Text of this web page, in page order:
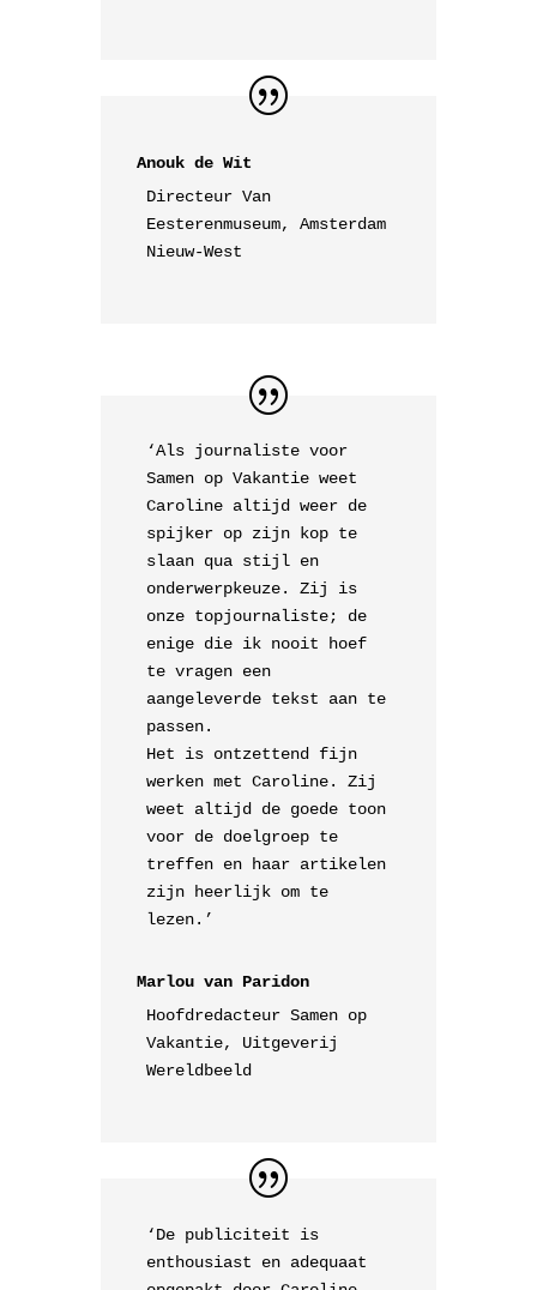
Anouk de Wit
Directeur Van
Eesterenmuseum, Amsterdam
Nieuw-West
‘Als journaliste voor
Samen op Vakantie weet
Caroline altijd weer de
spijker op zijn kop te
slaan qua stijl en
onderwerpkeuze. Zij is
onze topjournaliste; de
enige die ik nooit hoef
te vragen een
aangeleverde tekst aan te
passen.
Het is ontzettend fijn
werken met Caroline. Zij
weet altijd de goede toon
voor de doelgroep te
treffen en haar artikelen
zijn heerlijk om te
lezen.’
Marlou van Paridon
Hoofdredacteur Samen op
Vakantie, Uitgeverij
Wereldbeeld
‘De publiciteit is
enthousiast en adequaat